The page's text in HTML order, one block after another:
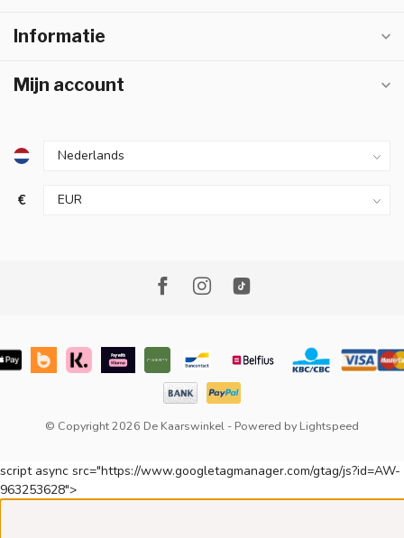
Informatie
Mijn account
€
© Copyright 2026 De Kaarswinkel - Powered by Lightspeed
script async src="https://www.googletagmanager.com/gtag/js?id=AW-
963253628">